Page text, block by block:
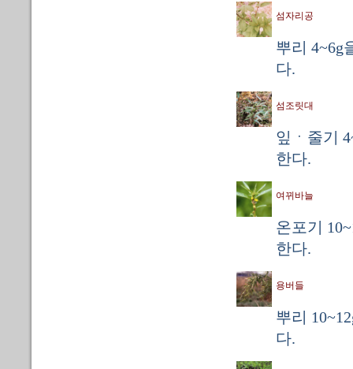
섬자리공
뿌리 4~6g
다.
섬조릿대
잎ㆍ줄기
한다.
여뀌바늘
온포기
한다.
용버들
뿌리
다.